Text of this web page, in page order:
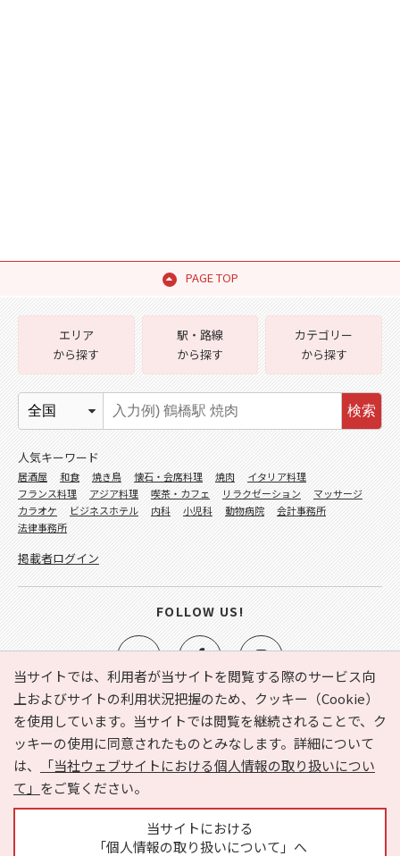
PAGE TOP
当サイトでは、利用者が当サイトを閲覧する際のサービス向
上およびサイトの利用状況把握のため、クッキー（Cookie）
を使用しています。当サイトでは閲覧を継続されることで、ク
ッキーの使用に同意されたものとみなします。詳細について
は、
「当社ウェブサイトにおける個人情報の取り扱いについ
て」 をご覧ください。
当サイトにおける
「個人情報の取り扱いについて」へ
e-NAVITA（イーナビタ）とは？ お気に入り
ヘルプ
利用規約
個人情報の取り扱いについて
運営会社
サイトマップ
広告掲載に関するお問い合わせ
エリア
から探す
駅・路線
から探す
カテゴリー
から探す
検索
人気キーワード
居酒屋 和食 焼き鳥 懐石・会席料理 焼肉
イタリア料理
フランス料理
アジア料理 喫茶・カフェ リラクゼーション
マッサージ
カラオケ
ビジネスホテル 内科 小児科 動物病院
会計事務所
法律事務所
掲載者ログイン
FOLLOW US!